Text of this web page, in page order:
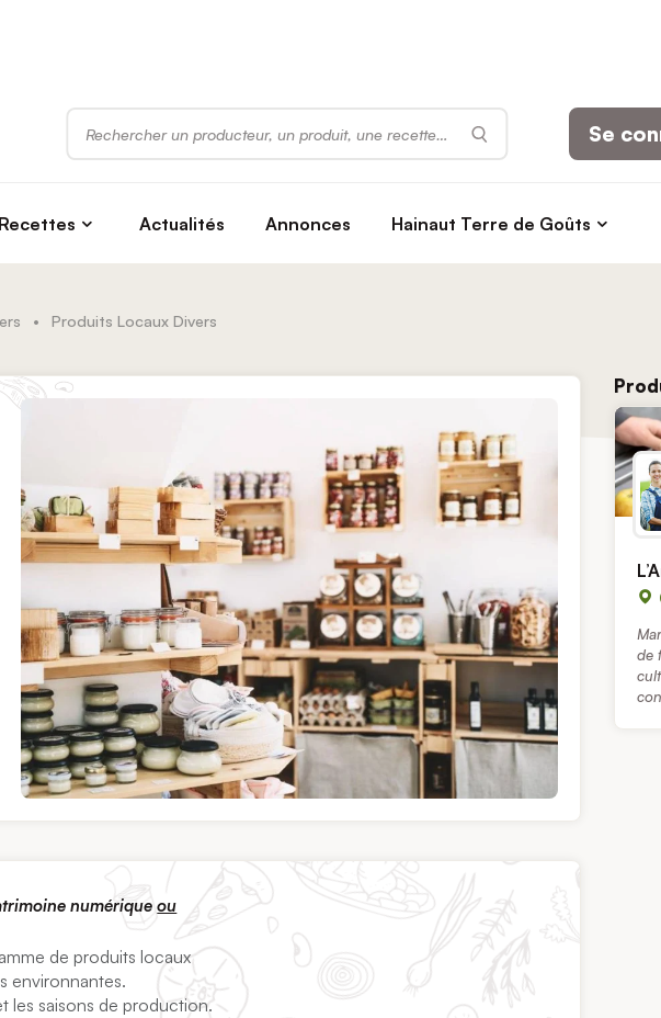
Rechercher
Recettes Actualités Annonces Hainaut Terre de Goûts
Se
• Produits Locaux Divers
numériqueou
de produits locaux
environnantes.
les saisons de production.
de